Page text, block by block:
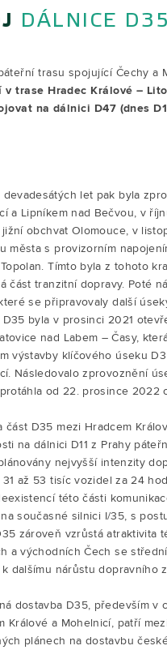
DÁLNICE D35
trasu spojující Čechy a
v trase Hradec Králové –
na dálnici D47 (dnes
devadesátých let pak byla
a Lipníkem nad Bečvou, v
obchvat Olomouce, v
města s provizorním
Tímto byla z tohoto
část tranzitní dopravy. Poté
se připravovaly další
D35 byla v prosinci 2021
nad Labem – Časy,
výstavby klíčového úseku
Následovalo zprovoznění
od 22. prosince 2022
část D35 mezi Hradcem
na dálnici D11 z Prahy
nejvyšší intenzity
31 až 53 tisíc vozidel za 24
této části
současné silnici I/35, s
zároveň vzrůstá atraktivita
a východních Čech se
dalšímu nárůstu dopravního
dostavba D35, především v
Králové a Mohelnicí, patří
plánech na dostavbu